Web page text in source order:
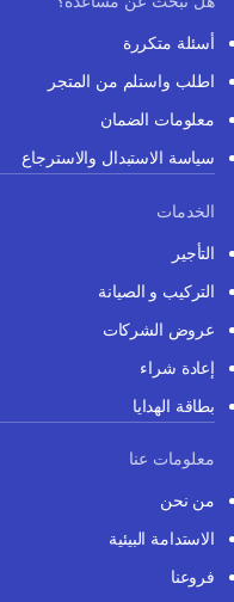
أسئلة متكررة
اطلب واستلم من المتجر
معلومات الضمان
سياسة الاستبدال والاسترجاع
الخدمات
التأجير
التركيب و الصيانة
عروض الشركات
إعادة شراء
بطاقة الهدايا
معلومات عنا
من نحن
الاستدامة البيئية
فروعنا